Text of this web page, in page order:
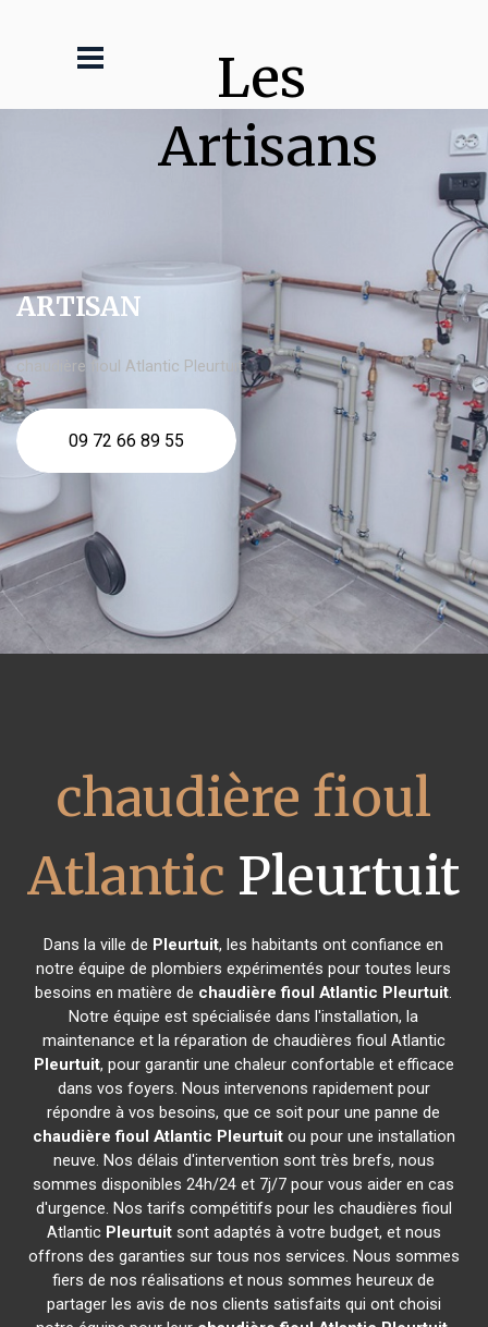
Les
Artisans
ARTISAN
chaudière fioul Atlantic Pleurtuit
09 72 66 89 55
chaudière fioul
Atlantic Pleurtuit
Dans la ville de Pleurtuit, les habitants ont confiance en
notre équipe de plombiers expérimentés pour toutes leurs
besoins en matière de chaudière fioul Atlantic Pleurtuit.
Notre équipe est spécialisée dans l'installation, la
maintenance et la réparation de chaudières fioul Atlantic
Pleurtuit, pour garantir une chaleur confortable et efficace
dans vos foyers. Nous intervenons rapidement pour
répondre à vos besoins, que ce soit pour une panne de
chaudière fioul Atlantic Pleurtuitou pour une installation
neuve. Nos délais d'intervention sont très brefs, nous
sommes disponibles 24h/24 et 7j/7 pour vous aider en cas
d'urgence. Nos tarifs compétitifs pour les chaudières fioul
Atlantic Pleurtuitsont adaptés à votre budget, et nous
offrons des garanties sur tous nos services. Nous sommes
fiers de nos réalisations et nous sommes heureux de
partager les avis de nos clients satisfaits qui ont choisi